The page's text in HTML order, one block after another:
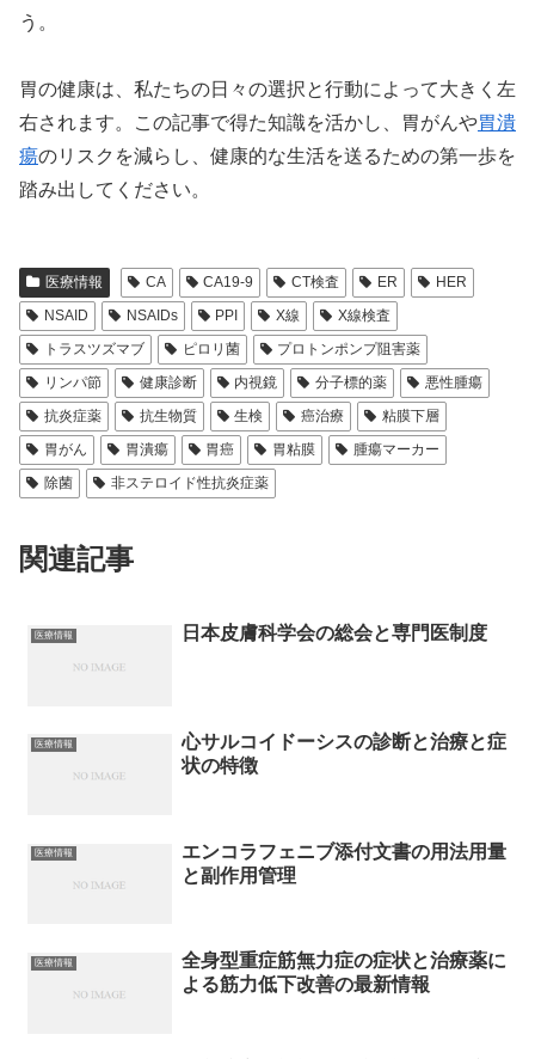
う。
胃の健康は、私たちの日々の選択と行動によって大きく左
右されます。この記事で得た知識を活かし、胃がんや胃潰
瘍のリスクを減らし、健康的な生活を送るための第一歩を
踏み出してください。
医療情報 CA CA19-9 CT検査 ER
HER
NSAID
NSAIDs PPI X線
X線検査
トラスツズマブ
ピロリ菌
プロトンポンプ阻害薬
リンパ節
健康診断 内視鏡 分子標的薬
悪性腫瘍
抗炎症薬
抗生物質 生検 癌治療
粘膜下層
胃がん
胃潰瘍 胃癌 胃粘膜
腫瘍マーカー
除菌
非ステロイド性抗炎症薬
関連記事
医療情報 日本皮膚科学会の総会と専門医制度
医療情報
心サルコイドーシスの診断と治療と症
状の特徴
医療情報
エンコラフェニブ添付文書の用法用量
と副作用管理
医療情報
全身型重症筋無力症の症状と治療薬に
よる筋力低下改善の最新情報